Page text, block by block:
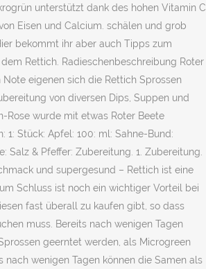
unterstützt dank des hohen Vitamin C
Eisen und Calcium. schälen und grob
bekommt ihr aber auch Tipps zum
Rettich. Radieschenbeschreibung Roter
Note eigenen sich die Rettich Sprossen
von diversen Dips, Suppen und
Rose wurde mit etwas Roter Beete
1: Stück: Apfel: 100: ml: Sahne-Bund:
Salz & Pfeffer: Zubereitung. 1. Zubereitung.
und supergesund – Rettich ist eine
Schluss ist noch ein wichtiger Vorteil bei
fast überall zu kaufen gibt, so dass
muss. Bereits nach wenigen Tagen
geerntet werden, als Microgreen
nach wenigen Tagen können die Samen als